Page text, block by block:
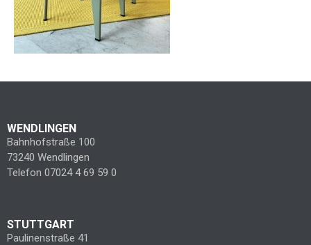
WENDLINGEN
Bahnhofstraße 100
73240 Wendlingen
Telefon 07024 4 69 59 0
STUTTGART
Paulinenstraße 41